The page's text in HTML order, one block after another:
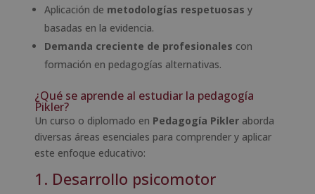
Aplicación de metodologías respetuosas y
basadas en la evidencia.
Demanda creciente de profesionales con
formación en pedagogías alternativas.
¿Qué se aprende al estudiar la pedagogía
Pikler?
Un curso o diplomado en Pedagogía Pikleraborda
diversas áreas esenciales para comprender y aplicar
este enfoque educativo:
1. Desarrollo psicomotor